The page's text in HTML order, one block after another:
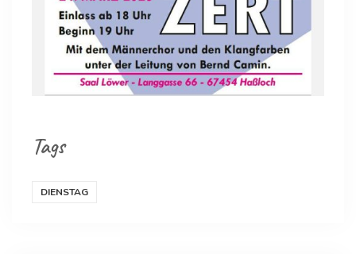
Tags
DIENSTAG